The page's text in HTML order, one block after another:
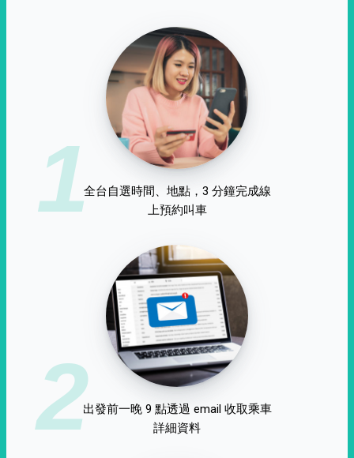
1全台自選時間、地點，3 分鐘完成線
上預約叫車
2出發前一晚 9 點透過 email 收取乘車
詳細資料